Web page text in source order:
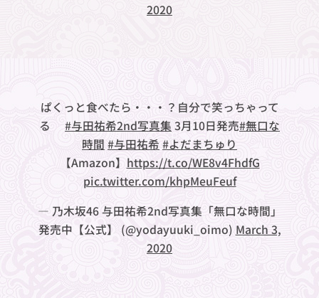
2020
ぱくっと食べたら・・・？自分で笑っちゃって
る😹 #与田祐希2nd写真集 3月10日発売#無口な
時間 #与田祐希 #よだまちゅり
【Amazon】 https://t.co/WE8v4FhdfG
pic.twitter.com/khpMeuFeuf
— 乃木坂46 与田祐希2nd写真集「無口な時間」
発売中【公式】 (@yodayuuki_oimo) March 3,
2020